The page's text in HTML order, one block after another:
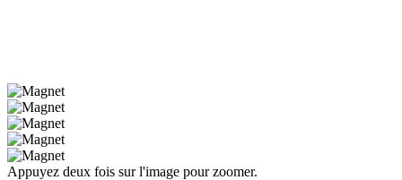
Appuyez deux fois sur l'image pour zoomer.